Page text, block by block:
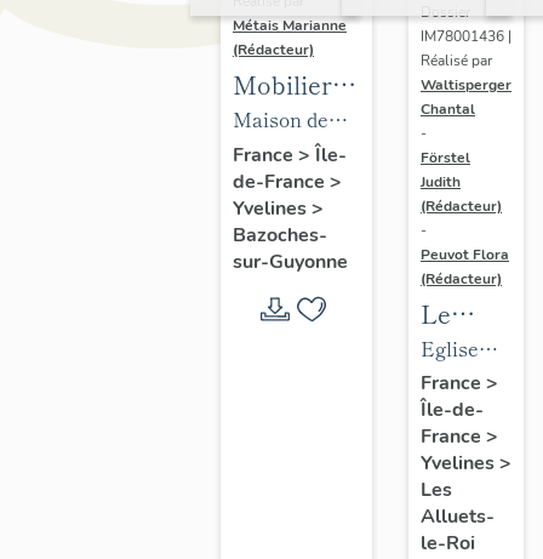
Métais Marianne
(Rédacteur)
Mobilier
de la
maison
Louis
Carré
Maison de
villégiature
dite maison
Louis Carré
France > Île-
de-France >
Yvelines>
Bazoches-
sur-Guyonne
Dossier
IM78001436 |
Réalisé par
Waltisperger
Chantal
-
Förstel
Judith
(Rédacteur)
-
Peuvot Flora
(Rédacteur)
Le
mobilier
de
l'église
Saint-
Nicolas
Eglise
paroissiale
Saint-
Nicolas
France >
Île-de-
France >
Yvelines>
Les
Alluets-
le-Roi